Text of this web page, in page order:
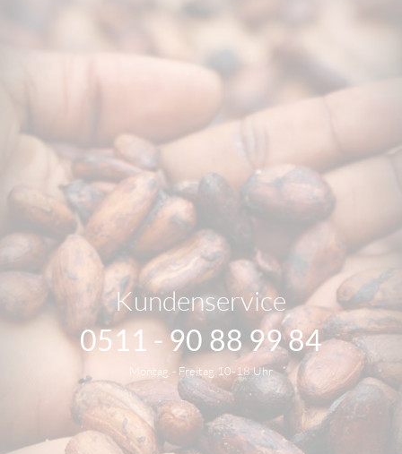
Kundenservice
0511 - 90 88 99 84
Montag - Freitag 10-18 Uhr